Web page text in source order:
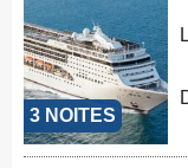
3 NOITES